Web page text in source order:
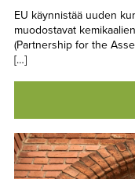
EU käynnistää uuden
muodostavat
(Partnership for the
[…]